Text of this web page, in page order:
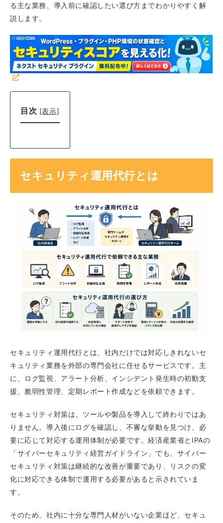
る主な業務、導入前に確認したい選び方までわかりやすく解
説します。
目次 [表示]
セキュリティ運用代行とは
セキュリティ運用代行とは、社内だけでは対応しきれないセ
キュリティ業務を外部の専門会社に任せるサービスです。主
に、ログ監視、アラート分析、インシデント発生時の初動支
援、脆弱性管理、定期レポート作成などを依頼できます。
セキュリティ対策は、ツールや製品を導入して終わりではあ
りません。導入後にログを確認し、不審な挙動を見つけ、必
要に応じて対応する運用体制が必要です。経済産業省とIPAの
「サイバーセキュリティ経営ガイドライン」でも、サイバー
セキュリティ対策は継続的な改善が重要であり、リスクの変
化に対応できる体制で運用する必要があると示されていま
す。
そのため、社内に十分な専門人材がいない企業ほど、セキュ